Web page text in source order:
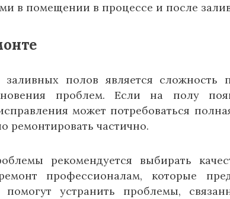
в помещении в процессе и после
полов является сложность
проблем. Если на полу
может потребоваться
ремонтировать частично.
рекомендуется выбирать
профессионалам, которые
устранить проблемы,